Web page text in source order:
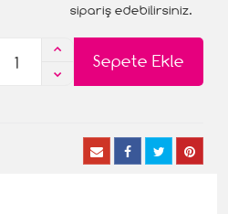
sipariş edebilirsiniz.
Sepete Ekle